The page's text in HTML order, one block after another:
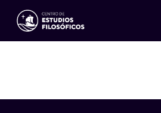
Eventos